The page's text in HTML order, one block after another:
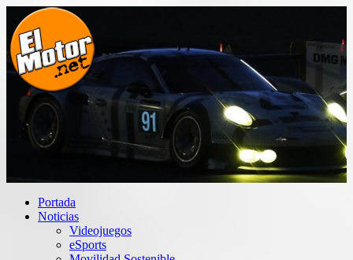
Saltar
contenido
El Motor punto Net
Información sobre novedades y pruebas de Automóviles
Portada
Noticias
Videojuegos
eSports